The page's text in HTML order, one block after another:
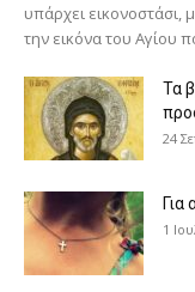
υπάρχει εικονοστάσι,
την εικόνα του Αγίου
Τα
24
Για
1